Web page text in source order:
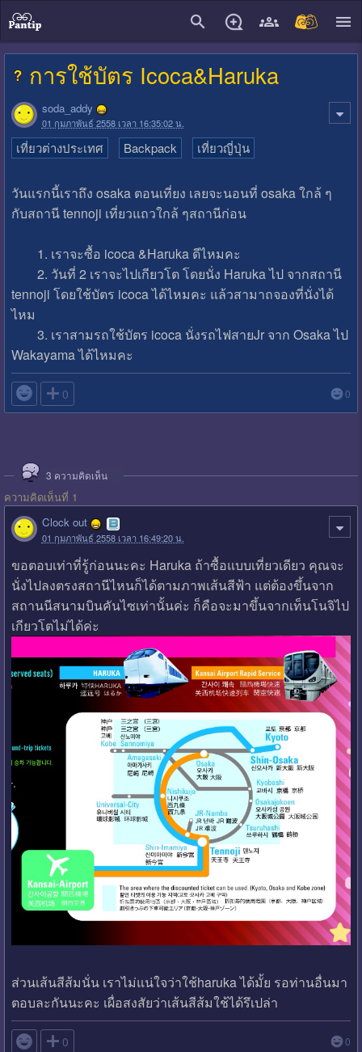
การใช้บัตร Icoca&Haruka
soda_addy
01 กุมภาพันธ์ 2558 เวลา 16:35:02 น.
เที่ยวต่างประเทศ Backpack เที่ยวญี่ปุ่น
วันแรกนี้เราถึง osaka ตอนเที่ยง เลยจะนอนที่ osaka ใกล้ ๆ
กับสถานี tennoji เที่ยวแถวใกล้ ๆสถานีก่อน
1. เราจะซื้อ icoca &Haruka ดีไหมคะ
2. วันที่ 2 เราจะไปเกียวโต โดยนั่ง Haruka ไป จากสถานี
tennoji โดยใช้บัตร icoca ได้ไหมคะ แล้วสามาถจองที่นั่งได้
ไหม
3. เราสามรถใช้บัตร icoca นั่งรถไฟสายJr จาก Osaka ไป
Wakayama ได้ไหมคะ
 0 0
3 ความคิดเห็น
ความคิดเห็นที่ 1
Clock out
01 กุมภาพันธ์ 2558 เวลา 16:49:20 น.
ขอตอบเท่าที่รู้ก่อนนะคะ Haruka ถ้าซื้อแบบเที่ยวเดียว คุณจะ
นั่งไปลงตรงสถานีไหนก็ได้ตามภาพเส้นสีฟ้า แต่ต้องขึ้นจาก
สถานนีสนามบินคันไซเท่านั้นค่ะ ก็คือจะมาขึ้นจากเท็นโนจิไป
เกียวโตไม่ได้ค่ะ
ส่วนเส้นสีส้มนั่น เราไม่แน่ใจว่าใช้haruka ได้มั้ย รอท่านอื่นมา
ตอบละกันนะคะ เผื่อสงสัยว่าเส้นสีส้มใช้ได้รึเปล่า
 0 0
close